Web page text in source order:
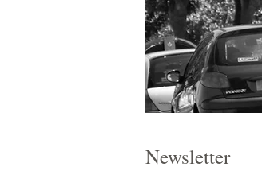
Newsletter